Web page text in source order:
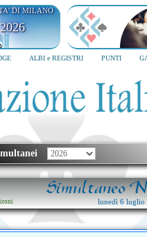
DI MILANO
ALBI e REGISTRI PUNTI
Simultaneo
lunedì 6 luglio